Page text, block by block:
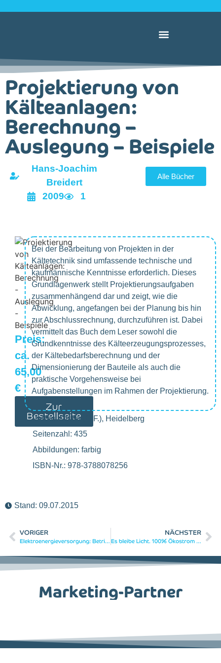
Projektierung von
Kälteanlagen:
Berechnung –
Auslegung – Beispiele
Hans-Joachim
Breidert
2009
1
Alle Bücher
Preis:
ca.
65,00
€
Zur
Bestellseite
Bei der Bearbeitung von Projekten in der
Kältetechnik sind umfassende technische und
kaufmännische Kenntnisse erforderlich. Dieses
Grundlagenwerk stellt Projektierungsaufgaben
zusammenhängend dar und zeigt, wie die
Abwicklung, angefangen bei der Planung bis hin
zur Abschlussrechnung, durchzuführen ist. Dabei
vermittelt das Buch dem Leser sowohl die
Grundkenntnisse des Kälteerzeugungsprozesses,
der Kältebedarfsberechnung und der
Dimensionierung der Bauteile als auch die
praktische Vorgehensweise bei
Aufgabenstellungen im Rahmen der Projektierung.
Verlag: Müller (C.F.), Heidelberg
Seitenzahl: 435
Abbildungen: farbig
ISBN-Nr.: 978-3788078256
Stand: 09.07.2015
VORIGER
Elektroenergieversorgung: Betriebsmittel, Netze, Kennzahlen und Auswirkungen der elektrischen Energieversorgung
NÄCHSTER
Es bleibe Licht. 100% Ökostrom für Europa ohne Klimaabkommen
Marketing-Partner